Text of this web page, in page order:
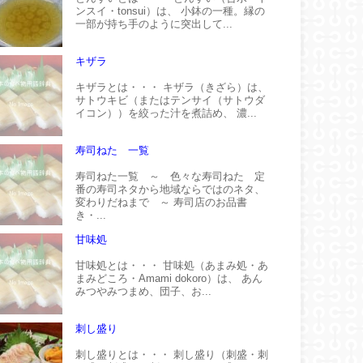
ンスイ・tonsui）は、 小鉢の一種。縁の
一部が持ち手のように突出して...
キザラ
キザラとは・・・ キザラ（きざら）は、
サトウキビ（またはテンサイ（サトウダ
イコン））を絞った汁を煮詰め、 濃...
寿司ねた 一覧
寿司ねた一覧 ～ 色々な寿司ねた 定
番の寿司ネタから地域ならではのネタ、
変わりだねまで ～ 寿司店のお品書
き・...
甘味処
甘味処とは・・・ 甘味処（あまみ処・あ
まみどころ・Amami dokoro）は、 あん
みつやみつまめ、団子、お...
刺し盛り
刺し盛りとは・・・ 刺し盛り（刺盛・刺